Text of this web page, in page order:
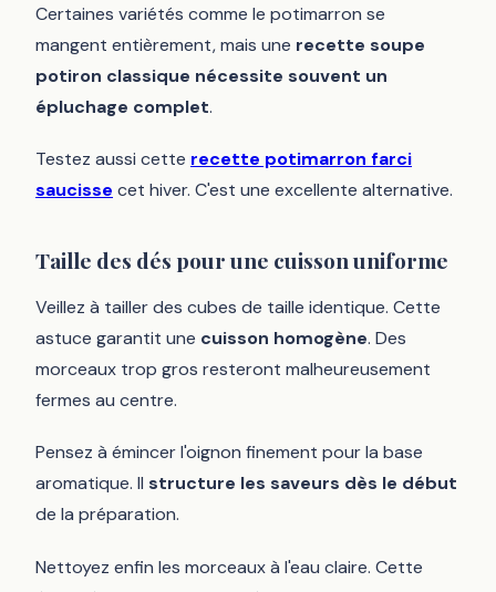
Certaines variétés comme le potimarron se
mangent entièrement, mais une recette soupe
potiron classique nécessite souvent un
épluchage complet.
Testez aussi cette recette potimarron farci
saucisse cet hiver. C'est une excellente alternative.
Taille des dés pour une cuisson uniforme
Veillez à tailler des cubes de taille identique. Cette
astuce garantit une cuisson homogène. Des
morceaux trop gros resteront malheureusement
fermes au centre.
Pensez à émincer l'oignon finement pour la base
aromatique. Il structure les saveurs dès le début
de la préparation.
Nettoyez enfin les morceaux à l'eau claire. Cette